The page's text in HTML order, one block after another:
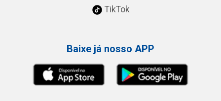
TikTok
Baixe já nosso APP